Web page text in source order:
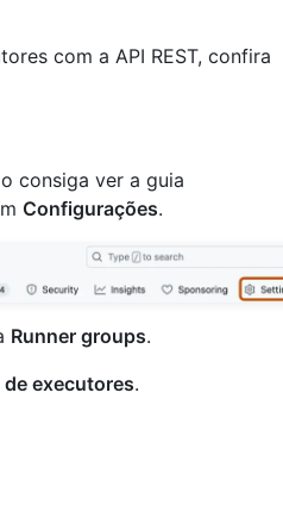
com a API REST, confira
consiga ver a guia
Configurações.
Runner groups.
executores.